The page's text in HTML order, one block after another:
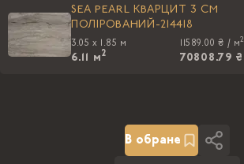
SEA PEARL КВАРЦИТ 3 CM
ПОЛIРОВАНИЙ-214418
3.05 x 1.85 м
6.11 м2
11589.00 ₴ / м2
70808.79 ₴
В обране